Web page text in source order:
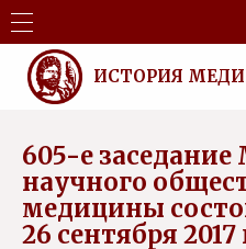
ИСТОРИЯ
605-е
научного
медицины
26 сентября 2017